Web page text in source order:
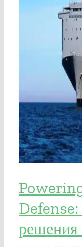
решения